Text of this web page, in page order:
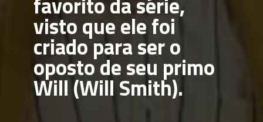
visto que ele foi
criado para ser o
oposto de seu primo
Will (Will Smith).